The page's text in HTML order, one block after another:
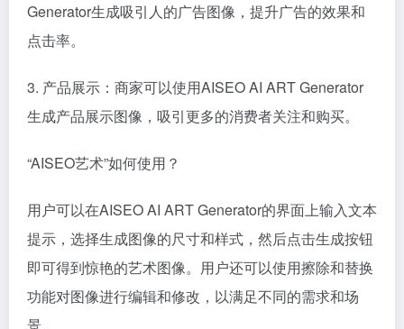
Generator生成吸引人的广告图像，提升广告的效果和
点击率。
3. 产品展示：商家可以使用AISEO AI ART Generator
生成产品展示图像，吸引更多的消费者关注和购买。
“AISEO艺术”如何使用？
用户可以在AISEO AI ART Generator的界面上输入文本
提示，选择生成图像的尺寸和样式，然后点击生成按钮
即可得到惊艳的艺术图像。用户还可以使用擦除和替换
功能对图像进行编辑和修改，以满足不同的需求和场